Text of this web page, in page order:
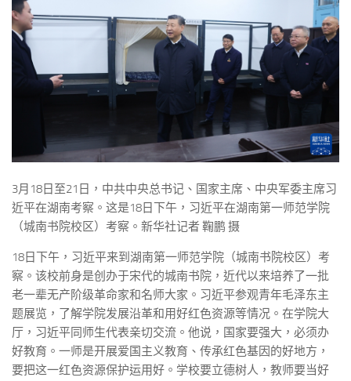
3月18日至21日，中共中央总书记、国家主席、中央军委主席习
近平在湖南考察。这是18日下午，习近平在湖南第一师范学院
（城南书院校区）考察。新华社记者 鞠鹏 摄
18日下午，习近平来到湖南第一师范学院（城南书院校区）考
察。该校前身是创办于宋代的城南书院，近代以来培养了一批
老一辈无产阶级革命家和名师大家。习近平参观青年毛泽东主
题展览，了解学院发展沿革和用好红色资源等情况。在学院大
厅，习近平同师生代表亲切交流。他说，国家要强大，必须办
好教育。一师是开展爱国主义教育、传承红色基因的好地方，
要把这一红色资源保护运用好。学校要立德树人，教师要当好